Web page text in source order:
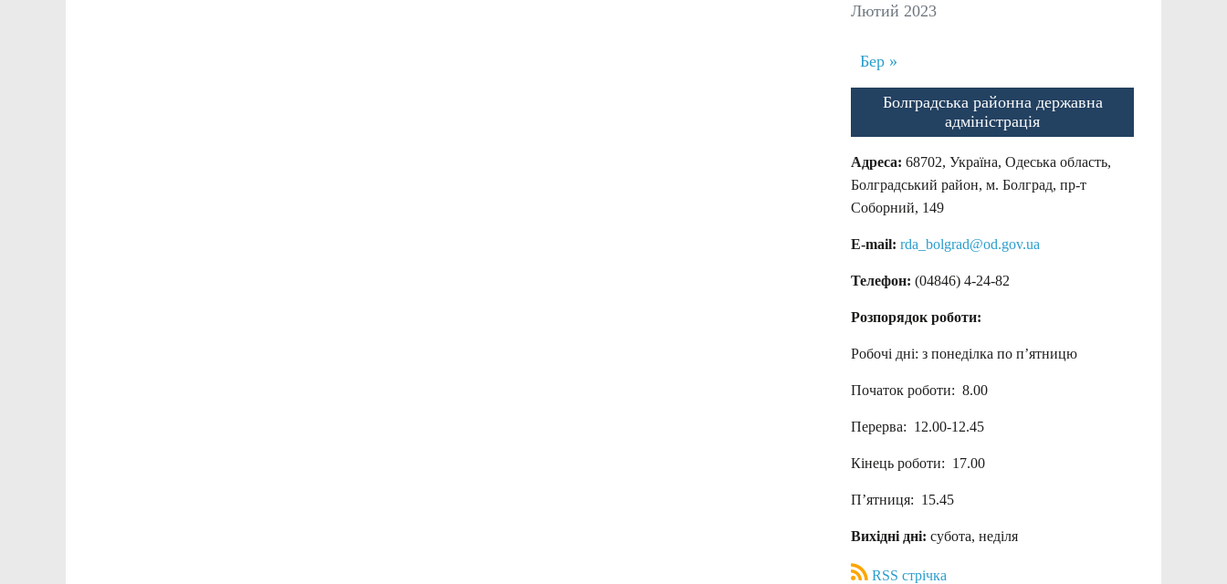
Лютий 2023
Бер »
Болградська районна державна
адміністрація
Адреса: 68702, Україна, Одеська область,
Болградський район, м. Болград, пр-т
Соборний, 149
E-mail: rda_bolgrad@od.gov.ua
Телефон: (04846) 4-24-82
Розпорядок роботи:
Робочі дні: з понеділка по п’ятницю
Початок роботи: 8.00
Перерва: 12.00-12.45
Кінець роботи: 17.00
П’ятниця: 15.45
Вихідні дні: субота, неділя
RSS стрічка